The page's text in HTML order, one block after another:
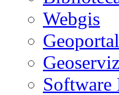
Webgis
Software